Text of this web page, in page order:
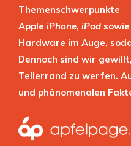
Themenschwerpunkte
Apple iPhone, iPad sowie
Hardware im Auge,
Dennoch sind wir
Tellerrand zu werfen.
und phänomenalen